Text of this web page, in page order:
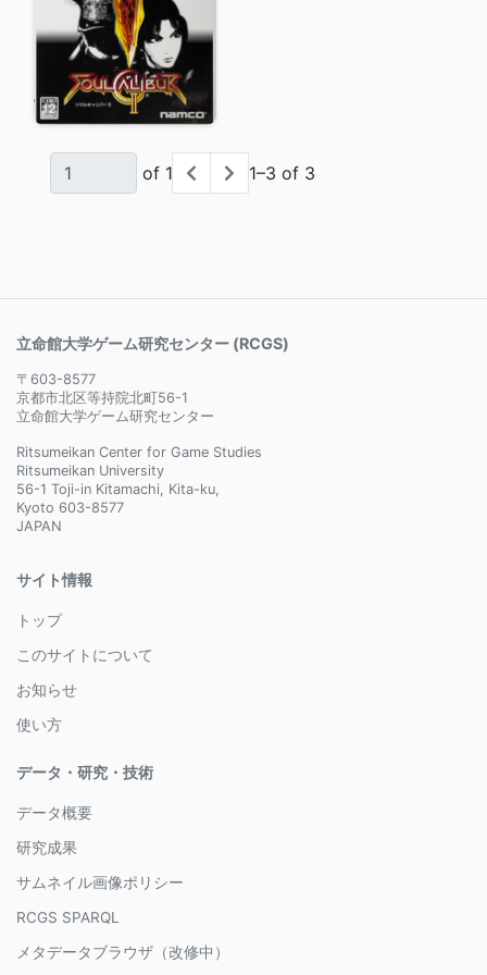
of 1 1–3 of 3
立命館大学ゲーム研究センター (RCGS)
〒603-8577
京都市北区等持院北町56-1
立命館大学ゲーム研究センター
Ritsumeikan Center for Game Studies
Ritsumeikan University
56-1 Toji-in Kitamachi, Kita-ku,
Kyoto 603-8577
JAPAN
サイト情報
トップ
このサイトについて
お知らせ
使い方
データ・研究・技術
データ概要
研究成果
サムネイル画像ポリシー
RCGS SPARQL
メタデータブラウザ（改修中）